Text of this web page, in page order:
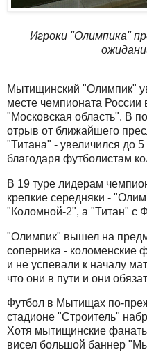
Игроки "Олимпика"
Мытищинский "Олимпик"
месте чемпионата России
"Московская область". В
отрыв от ближайшего
"Титана" - увеличился до
благодаря футболистам
В 19 туре лидерам
крепкие середняки -
"Коломной-2", а "Титан" с
"Олимпик" вышел на
соперника - коломенские
и не успевали к началу
что они в пути и они
Футбол в Мытищах по-
стадионе "Строитель"
Хотя мытищинские
висел большой баннер